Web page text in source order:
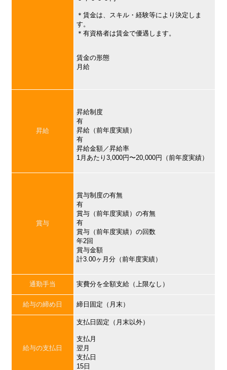
＊賃金は、スキル・経験等により決定しま
す。
＊有資格者は賃金で優遇します。
賃金の形態
月給
昇給
昇給制度
有
昇給（前年度実績）
有
昇給金額／昇給率
1月あたり3,000円〜20,000円（前年度実績）
賞与
賞与制度の有無
有
賞与（前年度実績）の有無
有
賞与（前年度実績）の回数
年2回
賞与金額
計3.00ヶ月分（前年度実績）
通勤手当 実費分を全額支給（上限なし）
給与の締め日 締日固定（月末）
給与の支払日
支払日固定（月末以外）
支払月
翌月
支払日
15日